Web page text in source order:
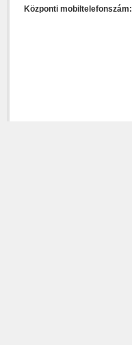
Központi mobiltelefonszám: